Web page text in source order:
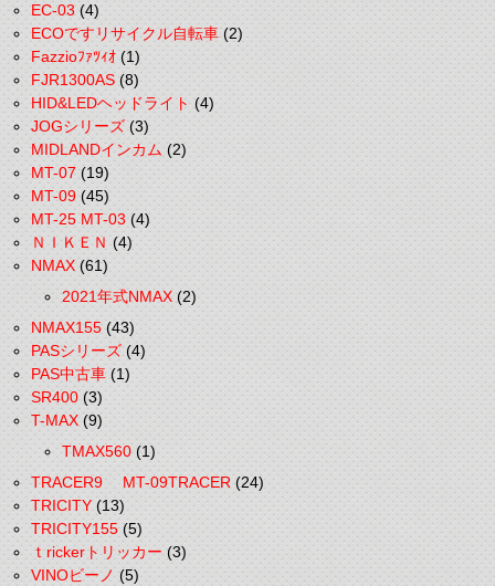
EC-03(4)
ECOですリサイクル自転車(2)
Fazzioﾌｧﾂｨｵ(1)
FJR1300AS(8)
HID&LEDヘッドライト(4)
JOGシリーズ(3)
MIDLANDインカム(2)
MT-07(19)
MT-09(45)
MT-25 MT-03(4)
ＮＩＫＥＮ(4)
NMAX(61)
2021年式NMAX(2)
NMAX155(43)
PASシリーズ(4)
PAS中古車(1)
SR400(3)
T-MAX(9)
TMAX560(1)
TRACER9 MT-09TRACER(24)
TRICITY(13)
TRICITY155(5)
ｔrickerトリッカー(3)
VINOビーノ(5)